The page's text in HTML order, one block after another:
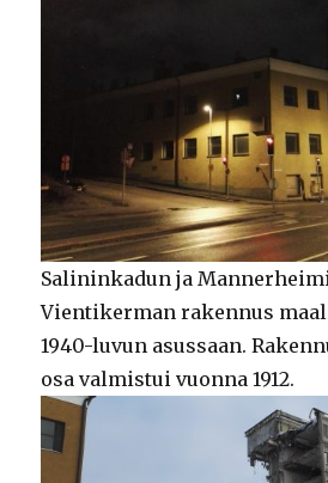
Salininkadun ja
Vientikerman rakennus
1940-luvun asussaan.
osa valmistui vuonna 1912.